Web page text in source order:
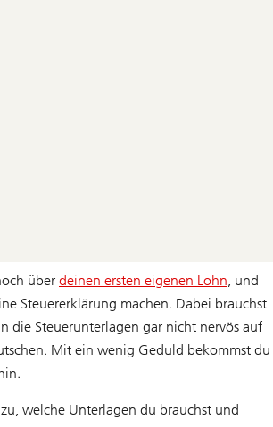
über deinen ersten eigenen Lohn , und
Steuererklärung machen. Dabei brauchst
die Steuerunterlagen gar nicht nervös auf
Mit ein wenig Geduld bekommst du
welche Unterlagen du brauchst und